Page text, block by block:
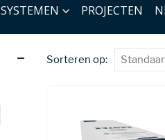
SYSTEMEN PROJECTEN
Sorteren op: